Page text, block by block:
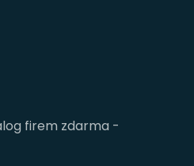
firem zdarma -